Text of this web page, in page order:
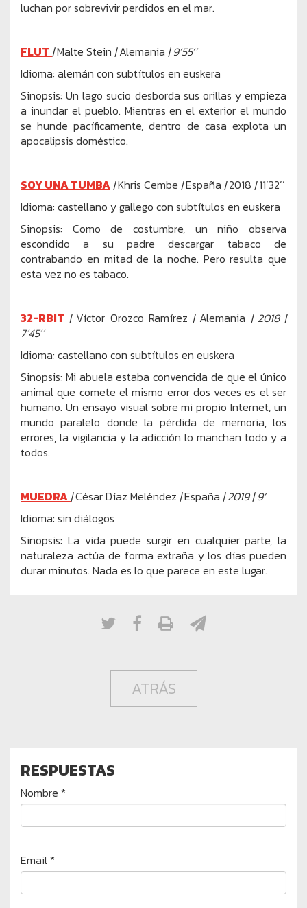
luchan por sobrevivir perdidos en el mar.
FLUT |Malte Stein |Alemania | 9’55’’
Idioma: alemán con subtítulos en euskera
Sinopsis: Un lago sucio desborda sus orillas y empieza
a inundar el pueblo. Mientras en el exterior el mundo
se hunde pacíficamente, dentro de casa explota un
apocalipsis doméstico.
SOY UNA TUMBA|Khris Cembe |España |2018 |11’32’’
Idioma: castellano y gallego con subtítulos en euskera
Sinopsis: Como de costumbre, un niño observa
escondido a su padre descargar tabaco de
contrabando en mitad de la noche. Pero resulta que
esta vez no es tabaco.
32-RBIT | Víctor Orozco Ramírez|Alemania | 2018 |
7’45’’
Idioma: castellano con subtítulos en euskera
Sinopsis: Mi abuela estaba convencida de que el único
animal que comete el mismo error dos veces es el ser
humano. Un ensayo visual sobre mi propio Internet, un
mundo paralelo donde la pérdida de memoria, los
errores, la vigilancia y la adicción lo manchan todo y a
todos.
MUEDRA|César Díaz Meléndez |España | 2019 | 9’
Idioma: sin diálogos
Sinopsis: La vida puede surgir en cualquier parte, la
naturaleza actúa de forma extraña y los días pueden
durar minutos. Nada es lo que parece en este lugar.
ATRÁS
RESPUESTAS
Nombre *
Email *